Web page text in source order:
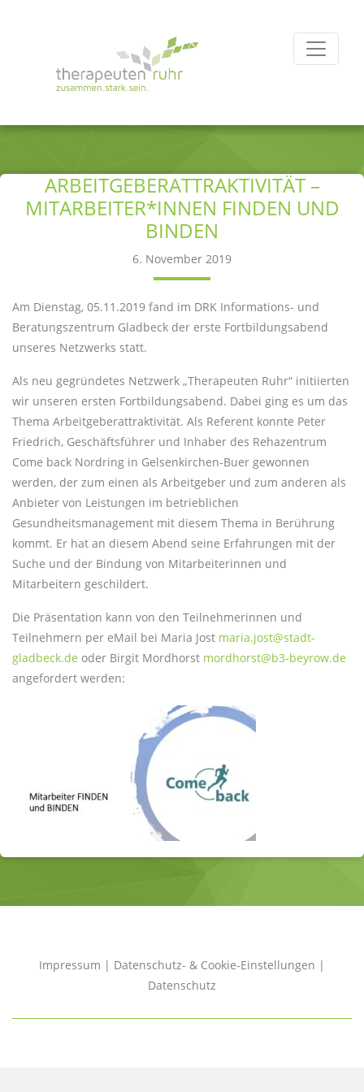
ARBEITGEBERATTRAKTIVITÄT –
MITARBEITER*INNEN FINDEN UND
BINDEN
6. November 2019
Am Dienstag, 05.11.2019 fand im DRK Informations- und
Beratungszentrum Gladbeck der erste Fortbildungsabend
unseres Netzwerks statt.
Als neu gegründetes Netzwerk „Therapeuten Ruhr“ initiierten
wir unseren ersten Fortbildungsabend. Dabei ging es um das
Thema Arbeitgeberattraktivität. Als Referent konnte Peter
Friedrich, Geschäftsführer und Inhaber des Rehazentrum
Come back Nordring in Gelsenkirchen-Buer gewonnen
werden, der zum einen als Arbeitgeber und zum anderen als
Anbieter von Leistungen im betrieblichen
Gesundheitsmanagement mit diesem Thema in Berührung
kommt. Er hat an diesem Abend seine Erfahrungen mit der
Suche und der Bindung von Mitarbeiterinnen und
Mitarbeitern geschildert.
Die Präsentation kann von den Teilnehmerinnen und
Teilnehmern per eMail bei Maria Jost maria.jost@stadt-
gladbeck.de oder Birgit Mordhorst mordhorst@b3-beyrow.de
angefordert werden:
Impressum | Datenschutz- & Cookie-Einstellungen |
Datenschutz